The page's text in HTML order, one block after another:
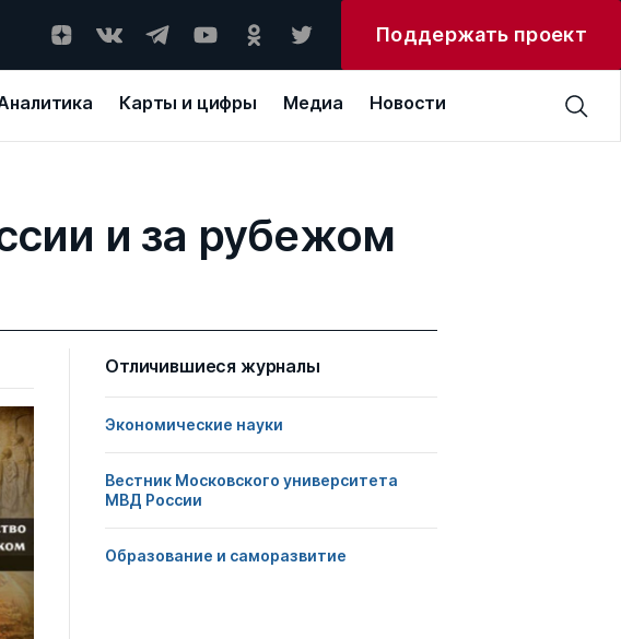
Поддержать проект
Карты и цифры Медиа Новости
и за рубежом
Отличившиеся журналы
Экономические науки
Вестник Московского университета
МВД России
Образование и саморазвитие